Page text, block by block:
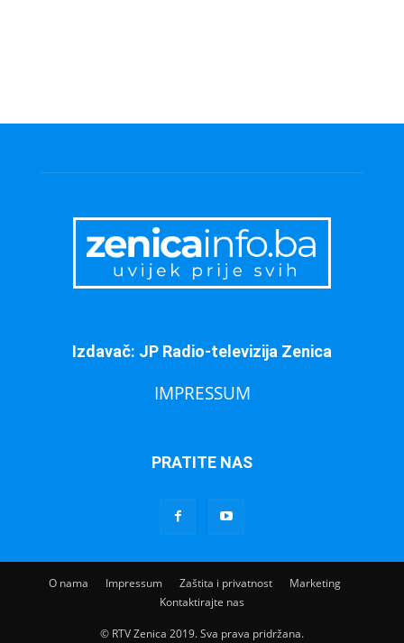
Izdavač: JP Radio-televizija Zenica
IMPRESSUM
PRATITE NAS
O nama Impressum Zaštita i privatnost
Marketing
Kontaktirajte nas
© RTV Zenica 2019. Sva prava pridržana.